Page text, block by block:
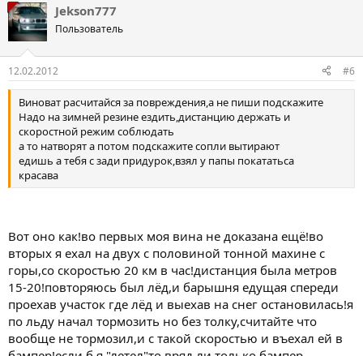
Jekson777
Пользователь
12.02.2012 #6
Виноват расчитайся за повреждения,а не пиши подскажите
Надо на зимней резине ездить,дистанцию держать и
скоростной режим соблюдать
а то натворят а потом подскажите сопли вытирают
едишь а тебя с зади придурок,взял у папы покататьса
красава
Вот оно как!во первых моя вина не доказана ещё!во
вторых я ехал на двух с половиной тонной махине с
горы,со скоростью 20 км в час!дистанция была метров
15-20!повторяюсь был лёд,и барышня едущая спереди
проехав участок где лёд и выехав на снег остановилась!я
по льду начал тормозить но без толку,считайте что
вообще не тормозил,и с такой скоростью и въехал ей в